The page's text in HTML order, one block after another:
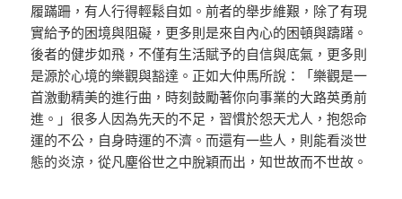
履蹣跚，有人行得輕鬆自如。前者的舉步維艱，除了有現
實給予的困境與阻礙，更多則是來自內心的困頓與躊躇。
後者的健步如飛，不僅有生活賦予的自信與底氣，更多則
是源於心境的樂觀與豁達。正如大仲馬所說：「樂觀是一
首激動精美的進行曲，時刻鼓勵著你向事業的大路英勇前
進。」很多人因為先天的不足，習慣於怨天尤人，抱怨命
運的不公，自身時運的不濟。而還有一些人，則能看淡世
態的炎涼，從凡塵俗世之中脫穎而出，知世故而不世故。